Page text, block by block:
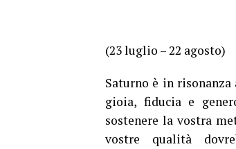
(23 luglio – 22 agosto)
Saturno è in
gioia, fiducia e
sostenere la vostra
vostre qualità